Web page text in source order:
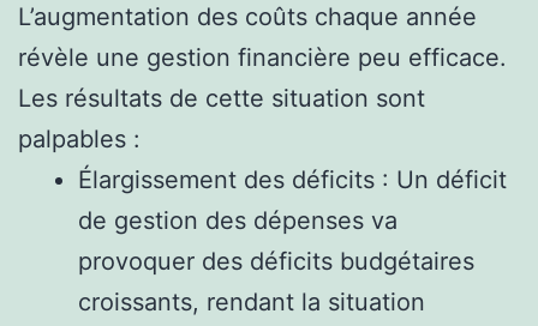
L’augmentation des coûts chaque année
révèle une gestion financière peu efficace.
Les résultats de cette situation sont
palpables :
Élargissement des déficits : Un déficit
de gestion des dépenses va
provoquer des déficits budgétaires
croissants, rendant la situation